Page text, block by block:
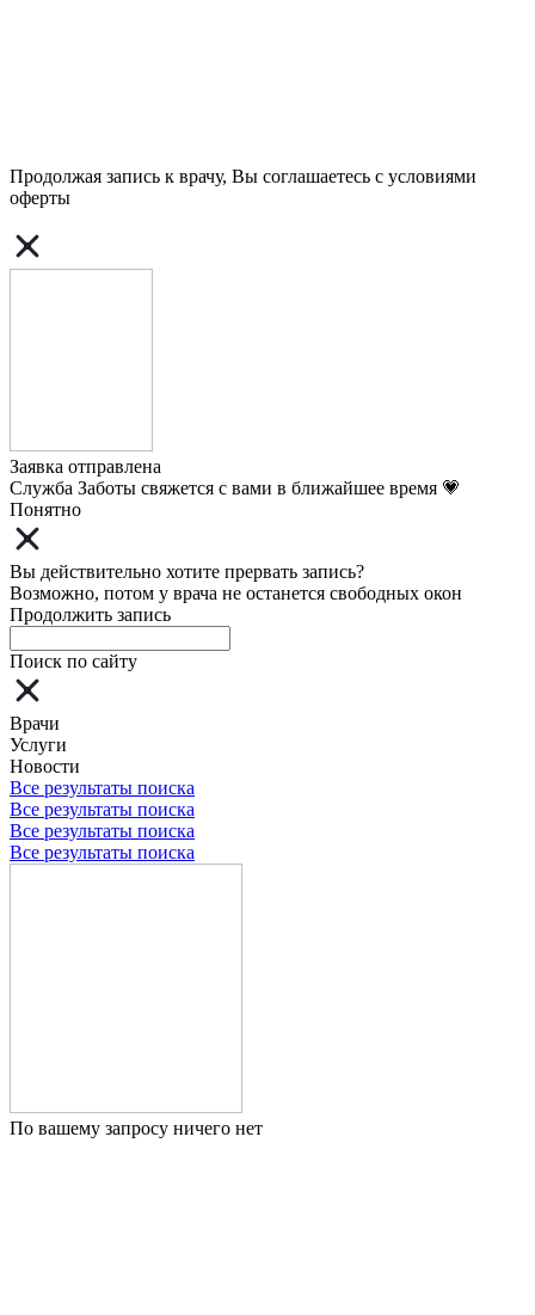
Продолжая запись к врачу, Вы соглашаетесь с условиями
оферты
Заявка отправлена
Служба Заботы свяжется с вами в ближайшее время 💗
Понятно
Вы действительно хотите прервать запись?
Возможно, потом у врача не останется свободных окон
Продолжить запись
Поиск по сайту
Врачи
Услуги
Новости
Все результаты поиска
Все результаты поиска
Все результаты поиска
Все результаты поиска
По вашему запросу ничего нет